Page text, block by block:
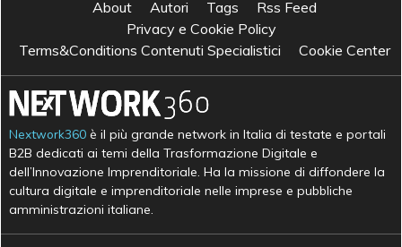
About Autori Tags
Rss Feed
Privacy e Cookie Policy
Terms&Conditions Contenuti Specialistici
Cookie Center
Nextwork360 è il più grande network in Italia di testate e portali
B2B dedicati ai temi della Trasformazione Digitale e
dell’Innovazione Imprenditoriale. Ha la missione di diffondere la
cultura digitale e imprenditoriale nelle imprese e pubbliche
amministrazioni italiane.